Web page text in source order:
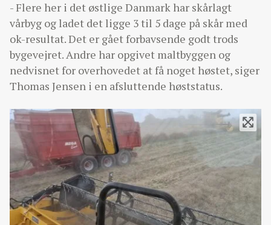
- Flere her i det østlige Danmark har skårlagt
vårbyg og ladet det ligge 3 til 5 dage på skår med
ok-resultat. Det er gået forbavsende godt trods
bygevejret. Andre har opgivet maltbyggen og
nedvisnet for overhovedet at få noget høstet, siger
Thomas Jensen i en afsluttende høststatus.